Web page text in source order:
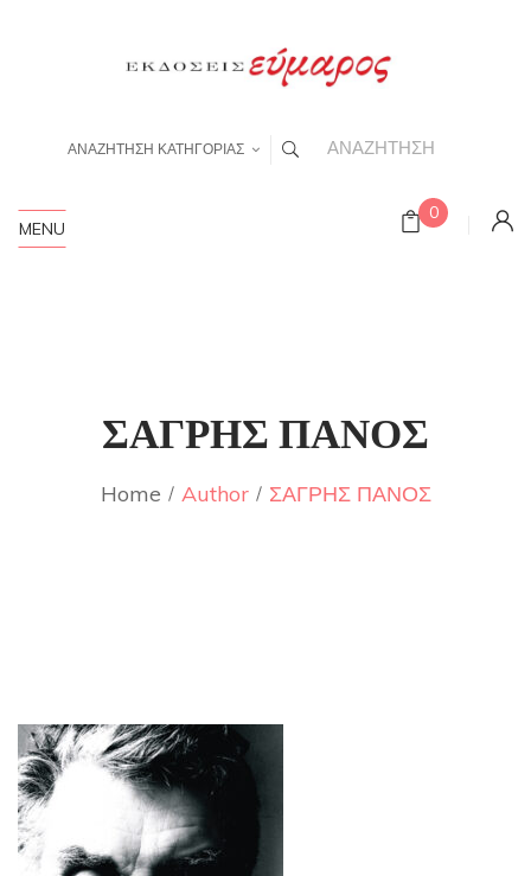
ΑΝΑΖΗΤΗΣΗ ΚΑΤΗΓΟΡΙΑΣ
0
MENU
ΣΑΓΡΗΣ ΠΑΝΟΣ
Home Author ΣΑΓΡΗΣ ΠΑΝΟΣ